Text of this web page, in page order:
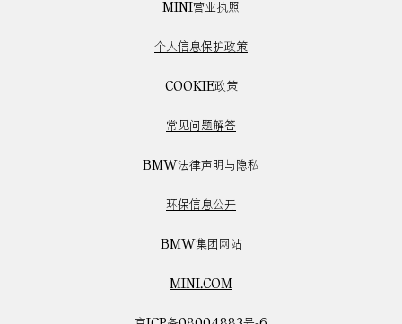
MINI营业执照
个人信息保护政策
COOKIE政策
常见问题解答
BMW法律声明与隐私
环保信息公开
BMW集团网站
MINI.COM